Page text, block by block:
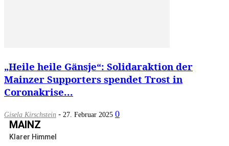
„Heile heile Gänsje“: Solidaraktion der
Mainzer Supporters spendet Trost in
Coronakrise...
Gisela Kirschstein - 27. Februar 2025 0
MAINZ
Klarer Himmel